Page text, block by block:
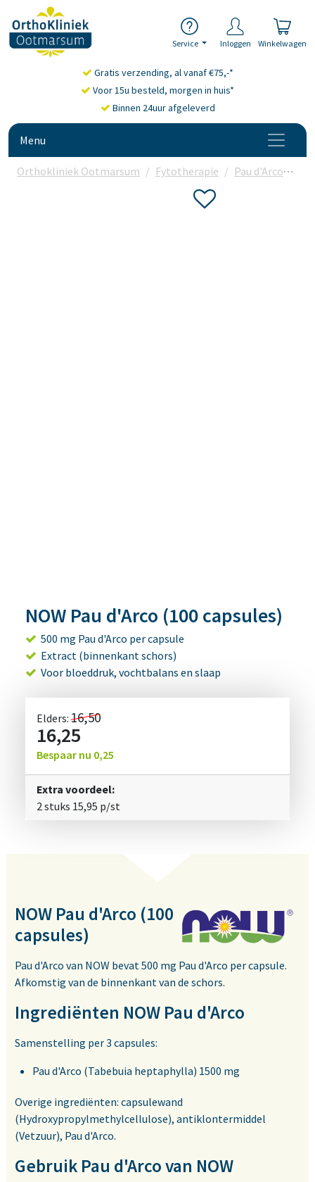
Service Inloggen Winkelwagen
Gratis verzending, al vanaf €75,-*
Voor 15u besteld, morgen in huis*
Binnen 24uur afgeleverd
Menu
Orthokliniek Ootmarsum Fytotherapie Pau d'Arco
NOW Pau d'Arco (100 capsules)
500 mg Pau d'Arco per capsule
Extract (binnenkant schors)
Voor bloeddruk, vochtbalans en slaap
Elders:16,50
16,25
Bespaar nu 0,25
Extra voordeel:
2 stuks 15,95 p/st
NOW Pau d'Arco (100
capsules)
Pau d'Arco van NOW bevat 500 mg Pau d'Arco per capsule.
Afkomstig van de binnenkant van de schors.
Ingrediënten NOW Pau d'Arco
Samenstelling per 3 capsules:
Pau d'Arco (Tabebuia heptaphylla) 1500 mg
Overige ingrediënten: capsulewand
(Hydroxypropylmethylcellulose), antiklontermiddel
(Vetzuur), Pau d'Arco.
Gebruik Pau d'Arco van NOW